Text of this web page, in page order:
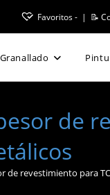
Favoritos - | 📝
Granallado
de
de revestimiento para